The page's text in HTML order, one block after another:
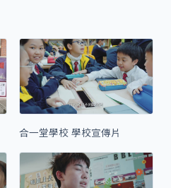
合一堂學校 學校宣傳片